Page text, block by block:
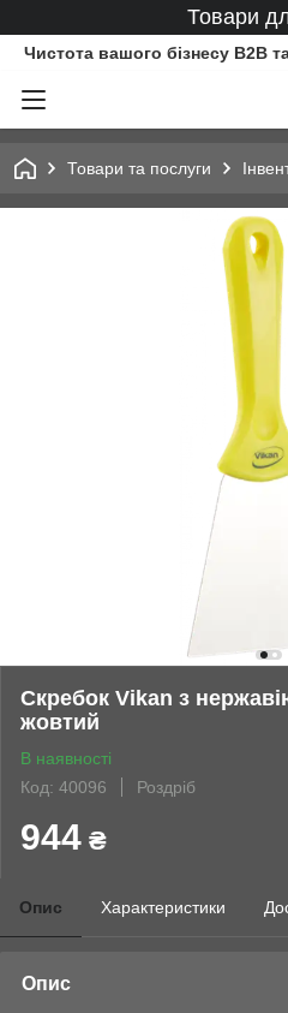
Товари
Чистота вашого бізнесу B2B
Товари та послуги
Скребок Vikan з
жовтий
В наявності
Код: 40096
Роздріб
944 ₴
Опис Характеристики
Опис